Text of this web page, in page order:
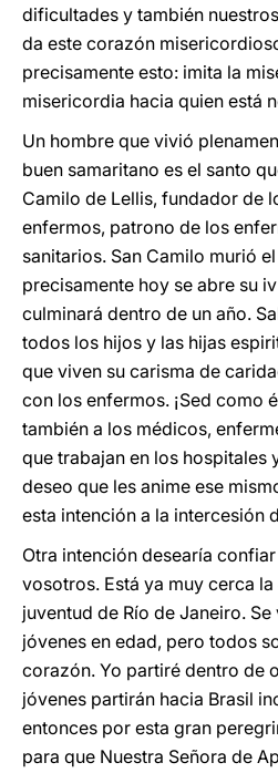
dificultades y también
da este corazón
precisamente esto: imita la
misericordia hacia quien está
Un hombre que vivió
buen samaritano es el santo
Camilo de Lellis, fundador de
enfermos, patrono de los
sanitarios. San Camilo murió
precisamente hoy se abre su
culminará dentro de un año.
todos los hijos y las hijas
que viven su carisma de
con los enfermos. ¡Sed como
también a los médicos,
que trabajan en los hospitales
deseo que les anime ese
esta intención a la intercesión
Otra intención desearía
vosotros. Está ya muy cerca
juventud de Río de Janeiro.
jóvenes en edad, pero todos
corazón. Yo partiré dentro de
jóvenes partirán hacia Brasil
entonces por esta gran
para que Nuestra Señora de